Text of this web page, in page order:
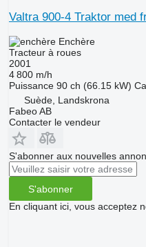
Valtra 900-4 Traktor med
Enchère
Tracteur à roues
2001
4 800 m/h
Puissance 90 ch (66.15 kW)
Suède, Landskrona
Fabeo AB
Contacter le vendeur
S'abonner aux nouvelles
S'abonner
En cliquant ici, vous acceptez